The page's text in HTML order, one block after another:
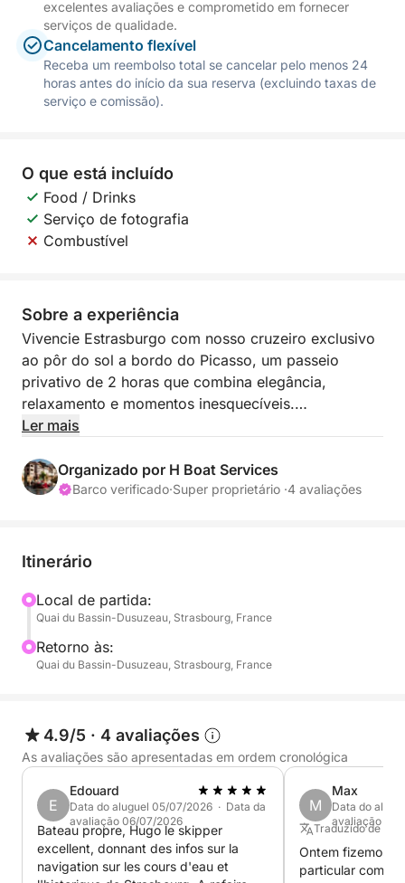
excelentes avaliações e comprometido em fornecer
serviços de qualidade.
Cancelamento flexível
Receba um reembolso total se cancelar pelo menos 24
horas antes do início da sua reserva (excluindo taxas de
serviço e comissão).
O que está incluído
Food / Drinks
Serviço de fotografia
Combustível
Sobre a experiência
Vivencie Estrasburgo com nosso cruzeiro exclusivo
ao pôr do sol a bordo do Picasso, um passeio
privativo de 2 horas que combina elegância,
relaxamento e momentos inesquecíveis.
sua luz mais bela, em uma atmosfera exclusiva e
intimista.
• As Pontes Cobertas e a Barragem Vauban
• Os cais históricos e a Igreja de São Paulo
• O Parlamento Europeu e outras instituições
• A Igreja Ortodoxa Russa ao pôr do sol
romântica, um aniversário ou uma ocasião especial.
⸻
🛥️ O Barco – Picasso
O Quicksilver Classic 20 “Picasso” é um barco raro
Ler mais
Organizado por H Boat Services
Barco verificado·Super proprietário ·4 avaliações
Itinerário
Local de partida:
Quai du Bassin-Dusuzeau, Strasbourg, France
Retorno às:
Quai du Bassin-Dusuzeau, Strasbourg, France
4.9/5 · 4 avaliações
As avaliações são apresentadas em ordem cronológica
E
Edouard
Data do aluguel 05/07/2026 · Data da
avaliação 06/07/2026
Bateau propre, Hugo le skipper
excellent, donnant des infos sur la
navigation sur les cours d'eau et
M
Max
Data do
avaliação 07/
Traduzido de
Ontem fizemos
particular com o